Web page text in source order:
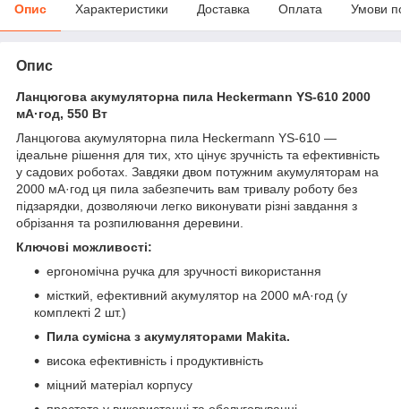
Опис Характеристики Доставка Оплата Умови
Опис
Ланцюгова акумуляторна пила Heckermann YS-610 2000
мА·год, 550 Вт
Ланцюгова акумуляторна пила Heckermann YS-610 —
ідеальне рішення для тих, хто цінує зручність та ефективність
у садових роботах. Завдяки двом потужним акумуляторам на
2000 мА·год ця пила забезпечить вам тривалу роботу без
підзарядки, дозволяючи легко виконувати різні завдання з
обрізання та розпилювання деревини.
Ключові можливості:
ергономічна ручка для зручності використання
місткий, ефективний акумулятор на 2000 мА·год (у
комплекті 2 шт.)
Пила сумісна з акумуляторами Makita.
висока ефективність і продуктивність
міцний матеріал корпусу